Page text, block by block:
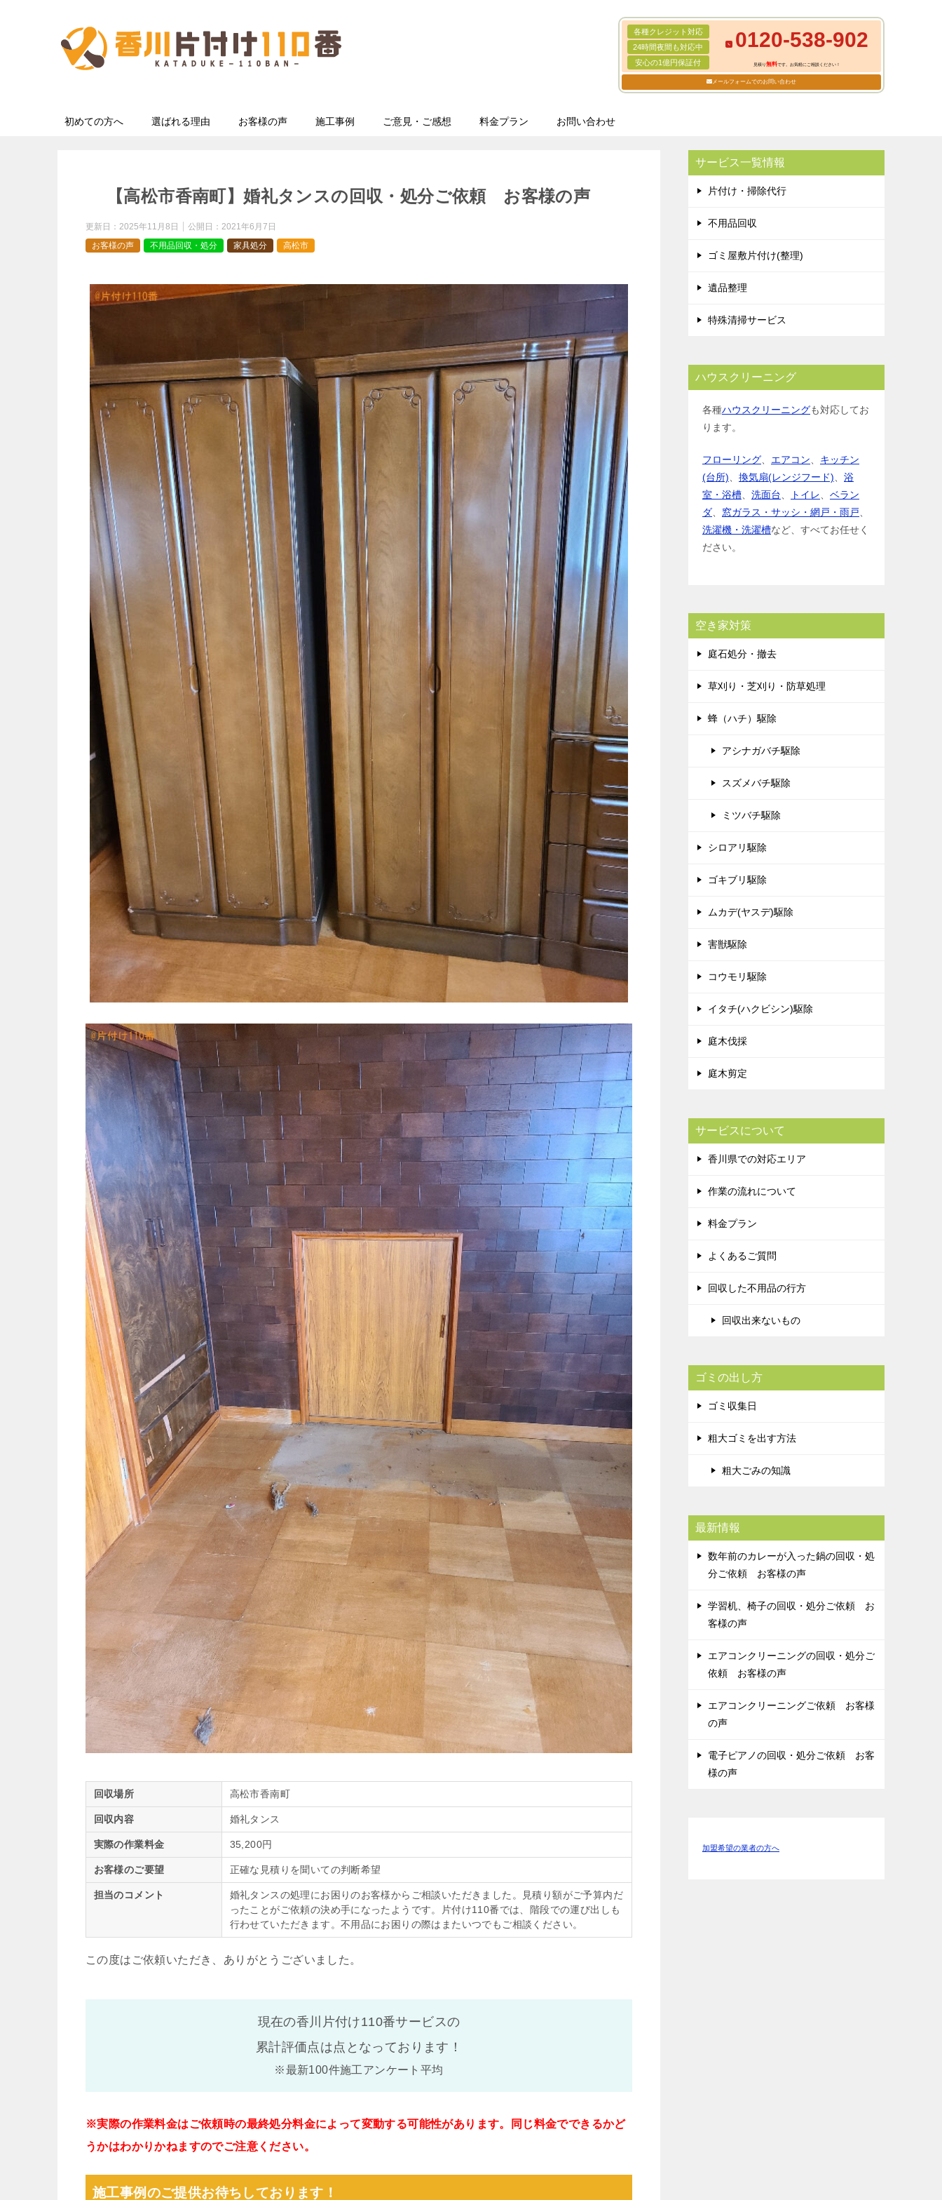
各種クレジット対応
24時間夜間も対応中
安心の1億円保証付
0120-538-902
見積り無料です。お気軽にご相談ください！
メールフォームでのお問い合わせ
初めての方へ 選ばれる理由 お客様の声 施工事例 ご意見・ご感想 料金プラン お問い合わせ
【高松市香南町】婚礼タンスの回収・処分ご依頼 お客様の声
更新日： 2025年11月8日 公開日： 2021年6月7日
お客様の声
不用品回収・処分 家具処分 高松市
回収場所 高松市香南町
回収内容 婚礼タンス
実際の作業料金 35,200円
お客様のご要望 正確な見積りを聞いての判断希望
担当のコメント
婚礼タンスの処理にお困りのお客様からご相談いただきました。見積り額がご予算内だ
ったことがご依頼の決め手になったようです。片付け110番では、階段での運び出しも
行わせていただきます。不用品にお困りの際はまたいつでもご相談ください。
この度はご依頼いただき、ありがとうございました。
現在の香川片付け110番サービスの
累計評価点は点となっております！
※最新100件施工アンケート平均
※実際の作業料金はご依頼時の最終処分料金によって変動する可能性があります。同じ料金でできるかど
うかはわかりかねますのでご注意ください。
施工事例のご提供お待ちしております！
サービス一覧情報
片付け・掃除代行
不用品回収
ゴミ屋敷片付け(整理)
遺品整理
特殊清掃サービス
ハウスクリーニング
各種ハウスクリーニングも対応してお
ります。
フローリング エアコン
キッチン
(台所)
換気扇(レンジフード)
浴
室・浴槽
洗面台 トイレ
ベラン
ダ
窓ガラス・サッシ・網戸・雨戸
洗濯機・洗濯槽など、すべてお任せく
ださい。
空き家対策
庭石処分・撤去
草刈り・芝刈り・防草処理
蜂（ハチ）駆除
アシナガバチ駆除
スズメバチ駆除
ミツバチ駆除
シロアリ駆除
ゴキブリ駆除
ムカデ(ヤスデ)駆除
害獣駆除
コウモリ駆除
イタチ(ハクビシン)駆除
庭木伐採
庭木剪定
サービスについて
香川県での対応エリア
作業の流れについて
料金プラン
よくあるご質問
回収した不用品の行方
回収出来ないもの
ゴミの出し方
ゴミ収集日
粗大ゴミを出す方法
粗大ごみの知識
最新情報
数年前のカレーが入った鍋の回収・処
分ご依頼 お客様の声
学習机、椅子の回収・処分ご依頼 お
客様の声
エアコンクリーニングの回収・処分ご
依頼 お客様の声
エアコンクリーニングご依頼 お客様
の声
電子ピアノの回収・処分ご依頼 お客
様の声
加盟希望の業者の方へ